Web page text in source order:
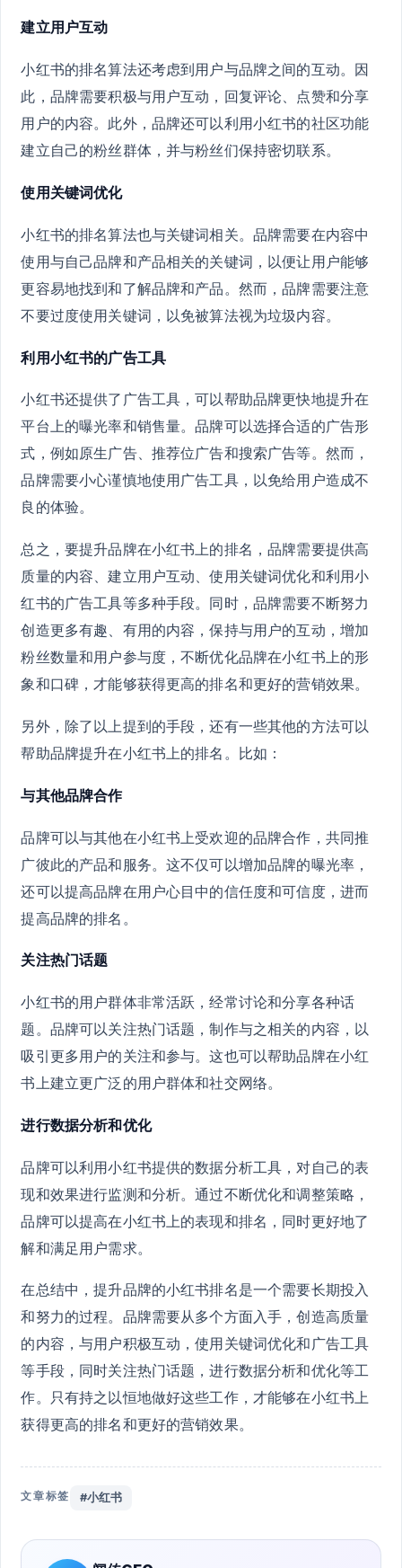
建立用户互动
小红书的排名算法还考虑到用户与品牌之间的互动。因
此，品牌需要积极与用户互动，回复评论、点赞和分享
用户的内容。此外，品牌还可以利用小红书的社区功能
建立自己的粉丝群体，并与粉丝们保持密切联系。
使用关键词优化
小红书的排名算法也与关键词相关。品牌需要在内容中
使用与自己品牌和产品相关的关键词，以便让用户能够
更容易地找到和了解品牌和产品。然而，品牌需要注意
不要过度使用关键词，以免被算法视为垃圾内容。
利用小红书的广告工具
小红书还提供了广告工具，可以帮助品牌更快地提升在
平台上的曝光率和销售量。品牌可以选择合适的广告形
式，例如原生广告、推荐位广告和搜索广告等。然而，
品牌需要小心谨慎地使用广告工具，以免给用户造成不
良的体验。
总之，要提升品牌在小红书上的排名，品牌需要提供高
质量的内容、建立用户互动、使用关键词优化和利用小
红书的广告工具等多种手段。同时，品牌需要不断努力
创造更多有趣、有用的内容，保持与用户的互动，增加
粉丝数量和用户参与度，不断优化品牌在小红书上的形
象和口碑，才能够获得更高的排名和更好的营销效果。
另外，除了以上提到的手段，还有一些其他的方法可以
帮助品牌提升在小红书上的排名。比如：
与其他品牌合作
品牌可以与其他在小红书上受欢迎的品牌合作，共同推
广彼此的产品和服务。这不仅可以增加品牌的曝光率，
还可以提高品牌在用户心目中的信任度和可信度，进而
提高品牌的排名。
关注热门话题
小红书的用户群体非常活跃，经常讨论和分享各种话
题。品牌可以关注热门话题，制作与之相关的内容，以
吸引更多用户的关注和参与。这也可以帮助品牌在小红
书上建立更广泛的用户群体和社交网络。
进行数据分析和优化
品牌可以利用小红书提供的数据分析工具，对自己的表
现和效果进行监测和分析。通过不断优化和调整策略，
品牌可以提高在小红书上的表现和排名，同时更好地了
解和满足用户需求。
在总结中，提升品牌的小红书排名是一个需要长期投入
和努力的过程。品牌需要从多个方面入手，创造高质量
的内容，与用户积极互动，使用关键词优化和广告工具
等手段，同时关注热门话题，进行数据分析和优化等工
作。只有持之以恒地做好这些工作，才能够在小红书上
获得更高的排名和更好的营销效果。
文章标签 #小红书